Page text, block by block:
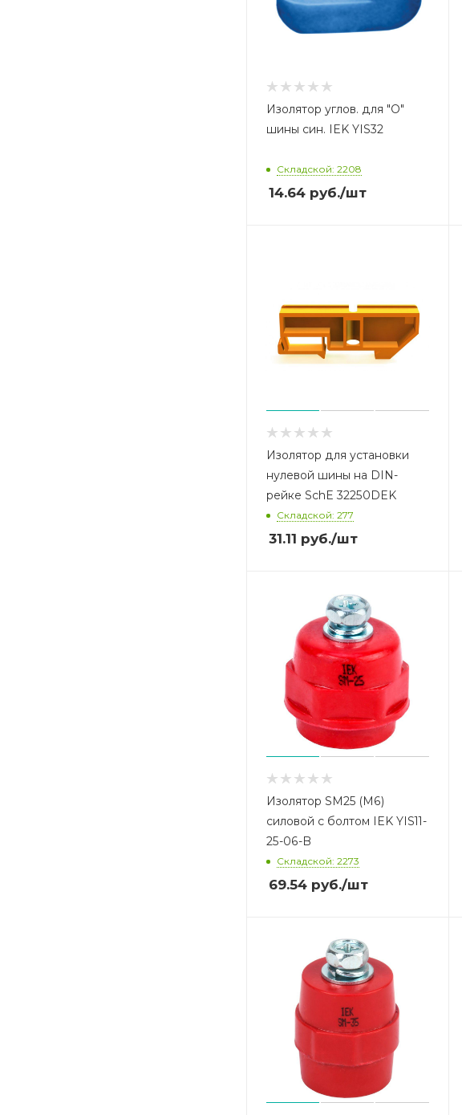
Изолятор углов. для "О"
шины син. IEK YIS32
Складской: 2208
14.64 руб./шт
Изолятор для установки
нулевой шины на DIN-
рейке SchE 32250DEK
Складской: 277
31.11 руб./шт
Изолятор SM25 (М6)
силовой с болтом IEK YIS11-
25-06-B
Складской: 2273
69.54 руб./шт